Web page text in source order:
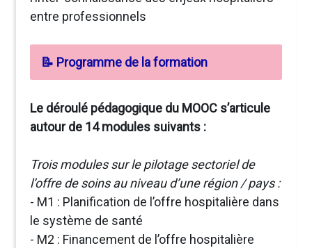
entre professionnels
📝 Programme de la formation
Le déroulé pédagogique du MOOC s’articule
autour de 14 modules suivants :
Trois modules sur le pilotage sectoriel de
l’offre de soins au niveau d’une région / pays :
- M1 : Planification de l’offre hospitalière dans
le système de santé
- M2 : Financement de l’offre hospitalière